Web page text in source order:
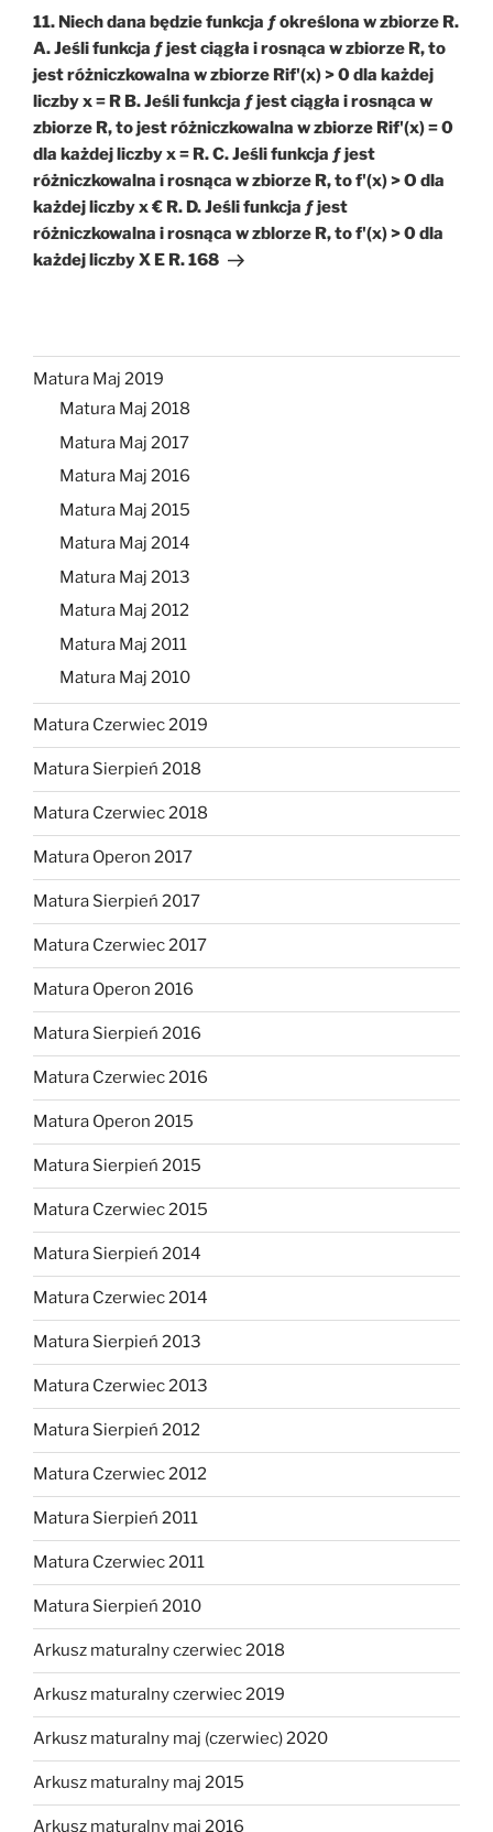
wpis
11. Niech dana będzie funkcja ƒ określona w zbiorze R.
A. Jeśli funkcja ƒ jest ciągła i rosnąca w zbiorze R, to
jest różniczkowalna w zbiorze Rif'(x) > 0 dla każdej
liczby x = R B. Jeśli funkcja ƒ jest ciągła i rosnąca w
zbiorze R, to jest różniczkowalna w zbiorze Rif'(x) = 0
dla każdej liczby x = R. C. Jeśli funkcja ƒ jest
różniczkowalna i rosnąca w zbiorze R, to f'(x) > O dla
każdej liczby x € R. D. Jeśli funkcja ƒ jest
różniczkowalna i rosnąca w zblorze R, to f'(x) > 0 dla
każdej liczby X E R. 168
Matura Maj 2019
Matura Maj 2018
Matura Maj 2017
Matura Maj 2016
Matura Maj 2015
Matura Maj 2014
Matura Maj 2013
Matura Maj 2012
Matura Maj 2011
Matura Maj 2010
Matura Czerwiec 2019
Matura Sierpień 2018
Matura Czerwiec 2018
Matura Operon 2017
Matura Sierpień 2017
Matura Czerwiec 2017
Matura Operon 2016
Matura Sierpień 2016
Matura Czerwiec 2016
Matura Operon 2015
Matura Sierpień 2015
Matura Czerwiec 2015
Matura Sierpień 2014
Matura Czerwiec 2014
Matura Sierpień 2013
Matura Czerwiec 2013
Matura Sierpień 2012
Matura Czerwiec 2012
Matura Sierpień 2011
Matura Czerwiec 2011
Matura Sierpień 2010
Arkusz maturalny czerwiec 2018
Arkusz maturalny czerwiec 2019
Arkusz maturalny maj (czerwiec) 2020
Arkusz maturalny maj 2015
Arkusz maturalny maj 2016